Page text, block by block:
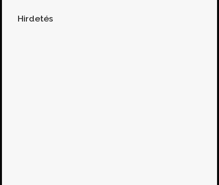
Hirdetés